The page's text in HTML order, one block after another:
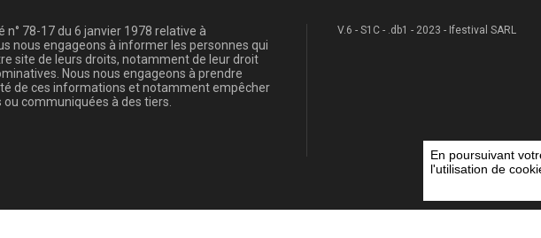
78-17 du 6 janvier 1978 relative à
nous engageons à informer les personnes qui
site de leurs droits, notamment de leur droit
Nous nous engageons à prendre
de ces informations et notamment empêcher
communiquées à des tiers.
V.6 - S1C - .db1 - 2023 - Ifestival SARL
En poursuivant
l'utilisation de